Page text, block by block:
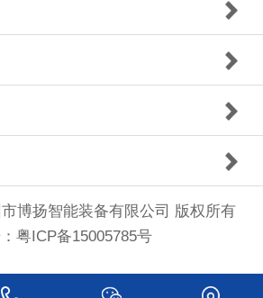
博扬智能装备有限公司 版权所有
粤ICP备15005785号